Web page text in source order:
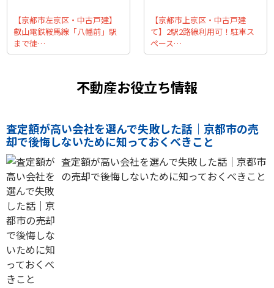
【京都市左京区・中古戸建】
叡山電鉄鞍馬線「八幡前」駅
まで徒…
【京都市上京区・中古戸建
て】2駅2路線利用可！駐車ス
ペース…
不動産お役立ち情報
査定額が高い会社を選んで失敗した話｜京都市の売
却で後悔しないために知っておくべきこと
査定額が高い会社を選んで失敗した話｜京都市
の売却で後悔しないために知っておくべきこと